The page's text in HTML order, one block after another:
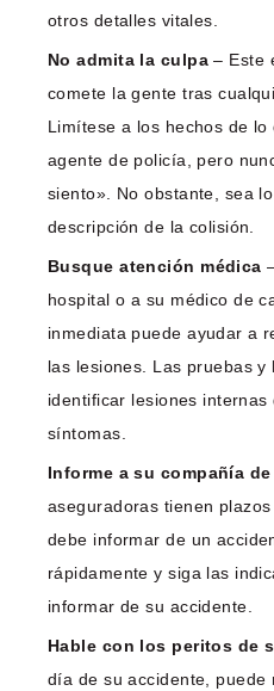
otros detalles vitales.
No admita la culpa– Este
comete la gente tras
Limítese a los hechos de
agente de policía, pero
siento». No obstante, sea
descripción de la colisión.
Busque atención médica
hospital o a su médico de
inmediata puede ayudar a
las lesiones. Las pruebas y
identificar lesiones
síntomas.
Informe a su compañía
aseguradoras tienen
debe informar de un
rápidamente y siga las
informar de su accidente.
Hable con los peritos de
día de su accidente, puede